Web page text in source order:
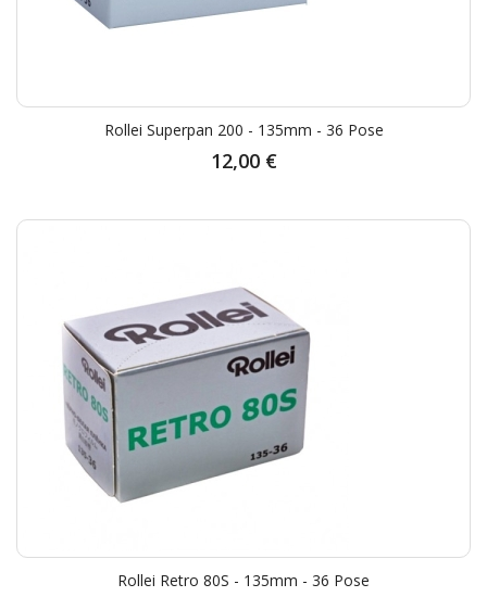
Rollei Superpan 200 - 135mm - 36 Pose
12,00 €
Rollei Retro 80S - 135mm - 36 Pose